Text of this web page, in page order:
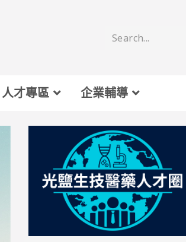
Search...
人才專區 企業輔導